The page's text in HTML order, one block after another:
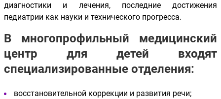
диагностики и лечения, последние достижения
педиатрии как науки и технического прогресса.
В многопрофильный медицинский
центр для детей входят
специализированные отделения:
восстановительной коррекции и развития речи;